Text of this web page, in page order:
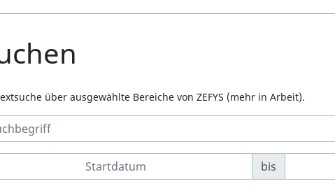
über ausgewählte Bereiche von ZEFYS (mehr in Arbeit).
bis